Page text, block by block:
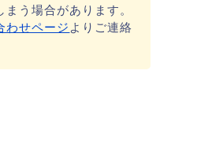
う場合があります。
わせページ よりご連絡